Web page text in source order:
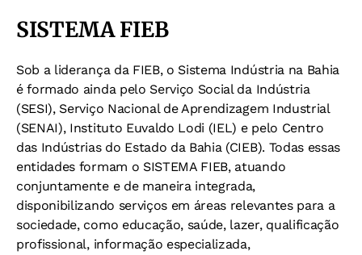
SISTEMA FIEB
Sob a liderança da FIEB, o Sistema Indústria na Bahia
é formado ainda pelo Serviço Social da Indústria
(SESI), Serviço Nacional de Aprendizagem Industrial
(SENAI), Instituto Euvaldo Lodi (IEL) e pelo Centro
das Indústrias do Estado da Bahia (CIEB). Todas essas
entidades formam o SISTEMA FIEB, atuando
conjuntamente e de maneira integrada,
disponibilizando serviços em áreas relevantes para a
sociedade, como educação, saúde, lazer, qualificação
profissional, informação especializada,